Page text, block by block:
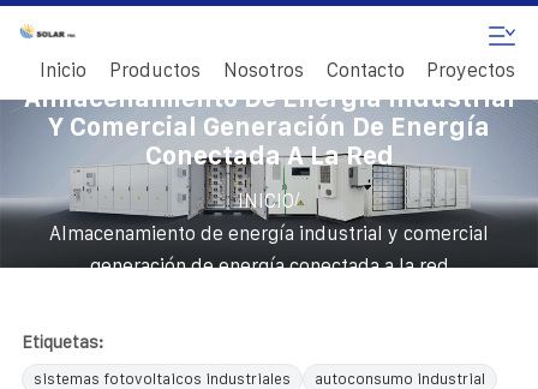
Inicio Productos Nosotros Contacto Proyectos
Almacenamiento De Energía Industrial
Y Comercial Generación De Energía
Conectada A La Red
INICIO/
Almacenamiento de energía industrial y comercial
generación de energía conectada a la red
Etiquetas:
sistemas fotovoltaicos industriales
autoconsumo industrial